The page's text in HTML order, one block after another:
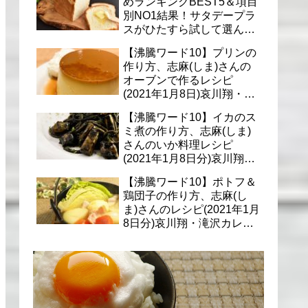
別NO1結果！サタデープラ
スがひたすら試して選んだ
【沸騰ワード10】プリンの
作り方、志麻(しま)さんの
オーブンで作るレシピ
(2021年1月8日)哀川翔・滝
理
【沸騰ワード10】イカのス
ミ煮の作り方、志麻(しま)
さんのいか料理レシピ
(2021年1月8日分)哀川翔・
【沸騰ワード10】ポトフ＆
鶏団子の作り方、志麻(し
ま)さんのレシピ(2021年1月
8日分)哀川翔・滝沢カレ